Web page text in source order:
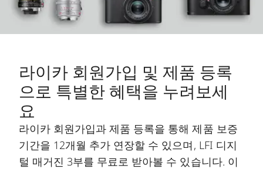
라이카 회원가입 및 제품 등록
으로 특별한 혜택을 누려보세
요
라이카 회원가입과 제품 등록을 통해 제품 보증
기간을 12개월 추가 연장할 수 있으며, LFI 디지
털 매거진 3부를 무료로 받아볼 수 있습니다. 이